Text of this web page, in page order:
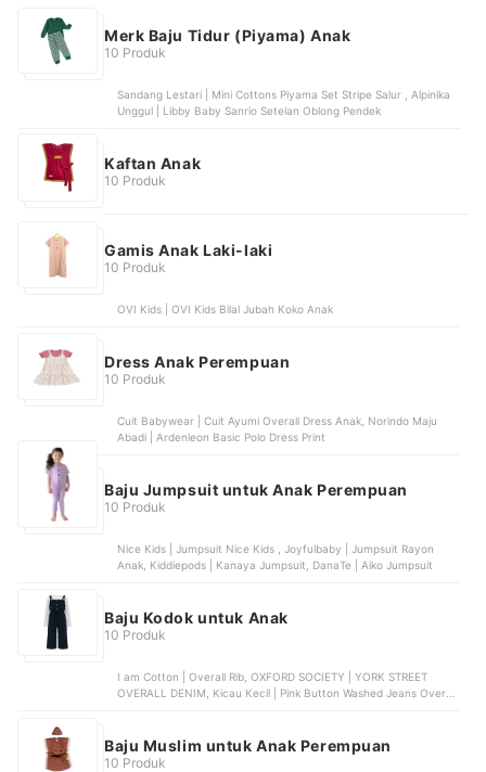
Merk Baju Tidur (Piyama) Anak
10 Produk
Sandang Lestari | Mini Cottons Piyama Set Stripe Salur , Alpinika
Unggul | Libby Baby Sanrio Setelan Oblong Pendek
Kaftan Anak
10 Produk
Gamis Anak Laki-laki
10 Produk
OVI Kids | OVI Kids Bilal Jubah Koko Anak
Dress Anak Perempuan
10 Produk
Cuit Babywear | Cuit Ayumi Overall Dress Anak, Norindo Maju
Abadi | Ardenleon Basic Polo Dress Print
Baju Jumpsuit untuk Anak Perempuan
10 Produk
Nice Kids | Jumpsuit Nice Kids , Joyfulbaby | Jumpsuit Rayon
Anak, Kiddiepods | Kanaya Jumpsuit, DanaTe | Aiko Jumpsuit
Baju Kodok untuk Anak
10 Produk
I am Cotton | Overall Rib, OXFORD SOCIETY | YORK STREET
OVERALL DENIM, Kicau Kecil | Pink Button Washed Jeans Overall
Baju Muslim untuk Anak Perempuan
10 Produk